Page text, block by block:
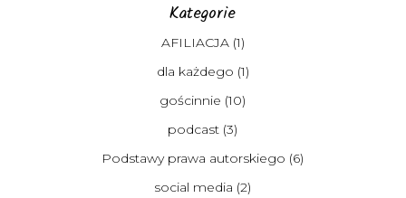
Kategorie
AFILIACJA(1)
dla każdego (1)
gościnnie (10)
podcast (3)
Podstawy prawa autorskiego (6)
social media (2)